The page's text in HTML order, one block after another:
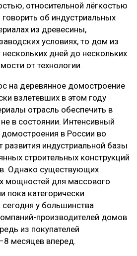
относительной лёгкостью
говорить об индустриальных
из древесины,
условиях, то дом из
нескольких дней до нескольких
от технологии.
на деревянное домостроение
взлетевших в этом году
отрасль обеспечить в
в состоянии. Интенсивный
в России во
развития индустриальной базы
строительных конструкций
Однако существующих
мощностей для массового
пока категорически
у большинства
производителей домов
из покупателей
месяцев вперед.